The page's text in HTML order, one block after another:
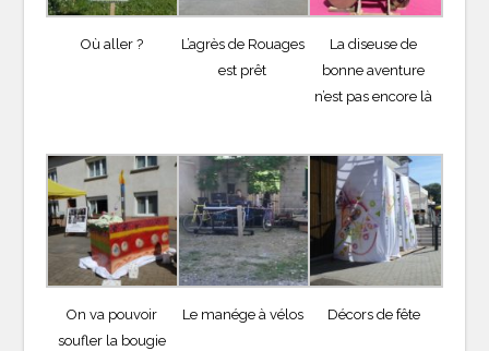
Où aller ?
L’agrès de Rouages
est prêt
La diseuse de
bonne aventure
n’est pas encore là
On va pouvoir
soufler la bougie
Le manége à vélos Décors de fête